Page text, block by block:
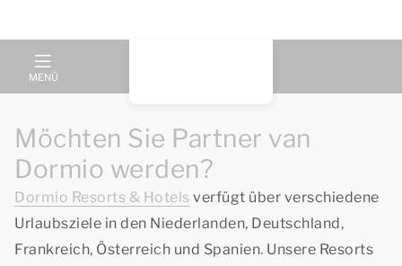
MENÜ
Möchten Sie Partner van
Dormio werden?
Dormio Resorts & Hotels verfügt über verschiedene
Urlaubsziele in den Niederlanden, Deutschland,
Frankreich, Österreich und Spanien. Unsere Resorts